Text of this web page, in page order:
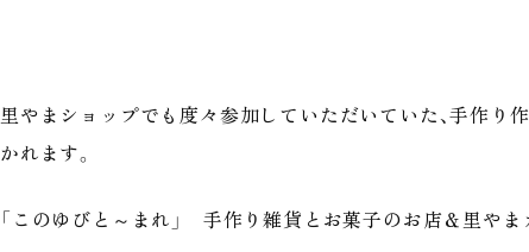
里やまショップでも度々参加していただいていた、手作
かれます。
「このゆびと～まれ」 手作り雑貨とお菓子のお店＆里やま